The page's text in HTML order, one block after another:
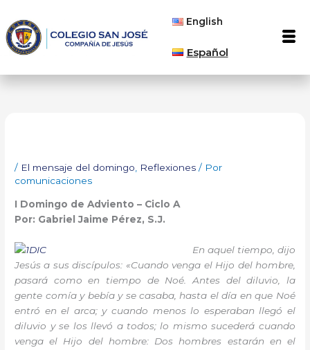
contenido
English
Español
/ El mensaje del domingo Reflexiones / Por
comunicaciones
I Domingo de Adviento – Ciclo A
Por: Gabriel Jaime Pérez, S.J.
En aquel tiempo, dijo
Jesús a sus discípulos: «Cuando venga el Hijo del hombre,
pasará como en tiempo de Noé. Antes del diluvio, la
gente comía y bebía y se casaba, hasta el día en que Noé
entró en el arca; y cuando menos lo esperaban llegó el
diluvio y se los llevó a todos; lo mismo sucederá cuando
venga el Hijo del hombre: Dos hombres estarán en el